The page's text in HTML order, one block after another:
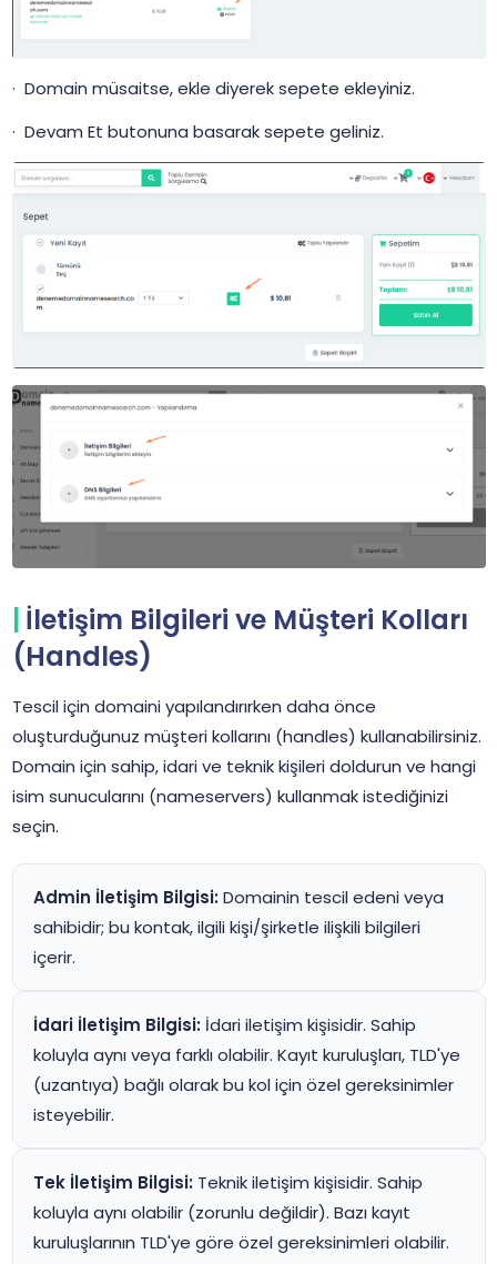
· Domain müsaitse, ekle diyerek sepete ekleyiniz.
· Devam Et butonuna basarak sepete geliniz.
İletişim Bilgileri ve Müşteri Kolları
(Handles)
Tescil için domaini yapılandırırken daha önce
oluşturduğunuz müşteri kollarını (handles) kullanabilirsiniz.
Domain için sahip, idari ve teknik kişileri doldurun ve hangi
isim sunucularını (nameservers) kullanmak istediğinizi
seçin.
Admin İletişim Bilgisi:Domainin tescil edeni veya
sahibidir; bu kontak, ilgili kişi/şirketle ilişkili bilgileri
içerir.
İdari İletişim Bilgisi:İdari iletişim kişisidir. Sahip
koluyla aynı veya farklı olabilir. Kayıt kuruluşları, TLD'ye
(uzantıya) bağlı olarak bu kol için özel gereksinimler
isteyebilir.
Tek İletişim Bilgisi:Teknik iletişim kişisidir. Sahip
koluyla aynı olabilir (zorunlu değildir). Bazı kayıt
kuruluşlarının TLD'ye göre özel gereksinimleri olabilir.